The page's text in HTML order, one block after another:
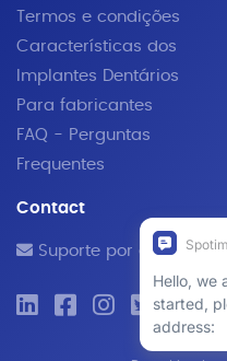
Termos e condições
Características dos
Implantes Dentários
Para fabricantes
FAQ - Perguntas
Frequentes
Contact
Suporte por e-mail